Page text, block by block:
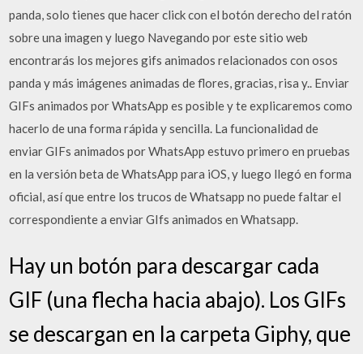
panda, solo tienes que hacer click con el botón derecho del ratón
sobre una imagen y luego Navegando por este sitio web
encontrarás los mejores gifs animados relacionados con osos
panda y más imágenes animadas de flores, gracias, risa y.. Enviar
GIFs animados por WhatsApp es posible y te explicaremos como
hacerlo de una forma rápida y sencilla. La funcionalidad de
enviar GIFs animados por WhatsApp estuvo primero en pruebas
en la versión beta de WhatsApp para iOS, y luego llegó en forma
oficial, así que entre los trucos de Whatsapp no puede faltar el
correspondiente a enviar GIfs animados en Whatsapp.
Hay un botón para descargar cada
GIF (una flecha hacia abajo). Los GIFs
se descargan en la carpeta Giphy, que